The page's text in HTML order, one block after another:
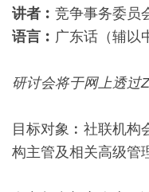
讲者︰ 竞争事务委员
语言︰ 广东话（辅以
研讨会将于网上透过
目标对象︰社联机构
构主管及相关高级管